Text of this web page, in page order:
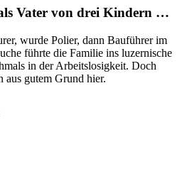
Vater von drei Kindern …
wurde Polier, dann Bauführer im
führte die Familie ins luzernische
in der Arbeitslosigkeit. Doch
aus gutem Grund hier.